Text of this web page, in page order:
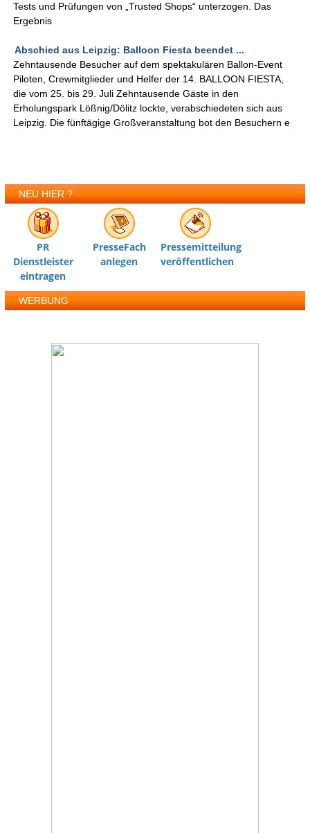
Tests und Prüfungen von „Trusted Shops“ unterzogen. Das
Ergebnis
Abschied aus Leipzig: Balloon Fiesta beendet ...
Zehntausende Besucher auf dem spektakulären Ballon-Event
Piloten, Crewmitglieder und Helfer der 14. BALLOON FIESTA,
die vom 25. bis 29. Juli Zehntausende Gäste in den
Erholungspark Lößnig/Dölitz lockte, verabschiedeten sich aus
Leipzig. Die fünftägige Großveranstaltung bot den Besuchern e
NEU HIER ?
PR
Dienstleister
eintragen
PresseFach
anlegen
Pressemitteilung
veröffentlichen
WERBUNG